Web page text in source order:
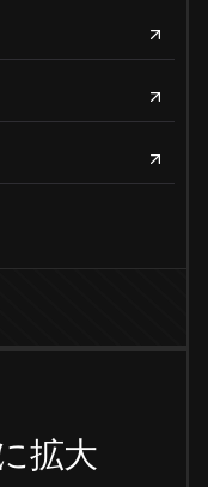
拡大